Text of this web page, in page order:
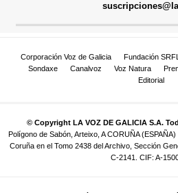
Corporación Voz de Galicia Fundación SRFL
Sondaxe
Canalvoz Voz Natura
Editorial
© Copyright LA VOZ DE GALICIA S.A.
Polígono de Sabón, Arteixo, A CORUÑA
Coruña en el Tomo 2438 del Archivo, Sección
C-2141. CIF: A-